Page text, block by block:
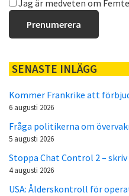
Jag är medveten om
SENASTE INLÄGG
Kommer Frankrike att
6 augusti 2026
Fråga politikerna om
5 augusti 2026
Stoppa Chat Control 2 – skriv
4 augusti 2026
USA: Ålderskontroll för